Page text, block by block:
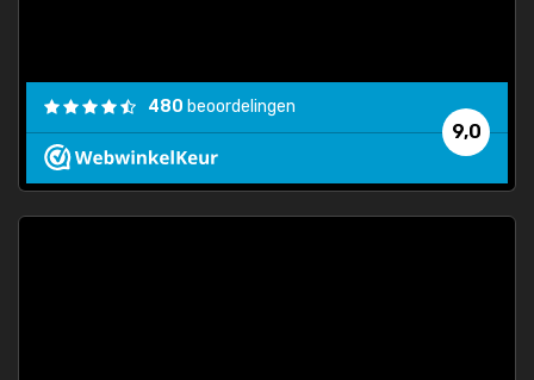
9,0
480 beoordelingen